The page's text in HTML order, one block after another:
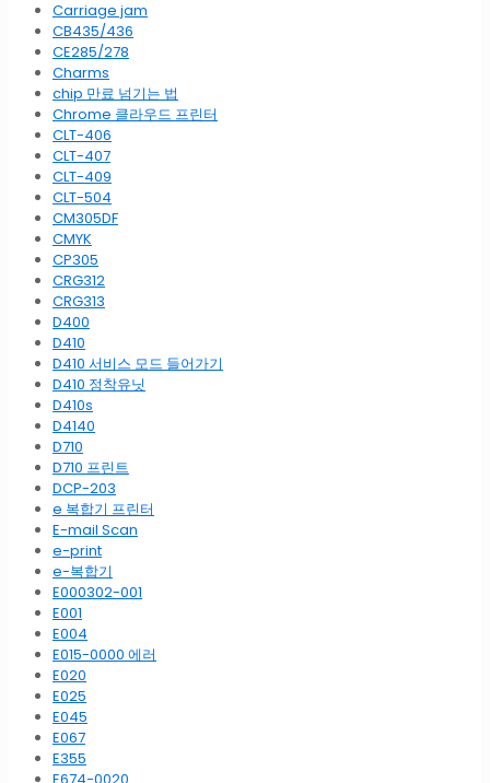
Carriage jam
CB435/436
CE285/278
Charms
chip 만료 넘기는 법
Chrome 클라우드 프린터
CLT-406
CLT-407
CLT-409
CLT-504
CM305DF
CMYK
CP305
CRG312
CRG313
D400
D410
D410 서비스 모드 들어가기
D410 정착유닛
D410s
D4140
D710
D710 프린트
DCP-203
e 복합기 프린터
E-mail Scan
e-print
e-복합기
E000302-001
E001
E004
E015-0000 에러
E020
E025
E045
E067
E355